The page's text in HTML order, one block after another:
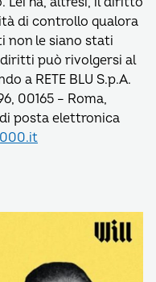
di controllo qualora
non le siano stati
può rivolgersi al
a RETE BLU S.p.A.
00165 – Roma,
posta elettronica